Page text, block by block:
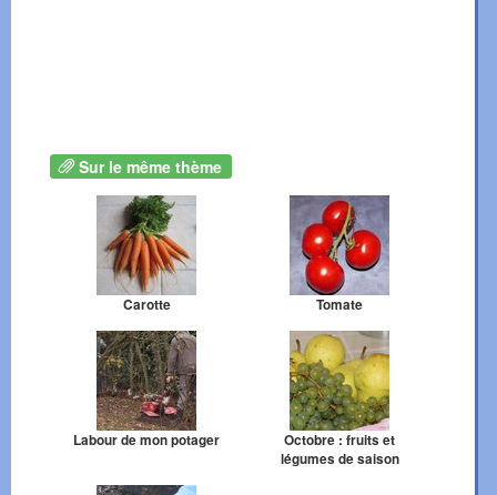
Sur le même thème
Carotte Tomate
Labour de mon potager
Octobre : fruits et
légumes de saison